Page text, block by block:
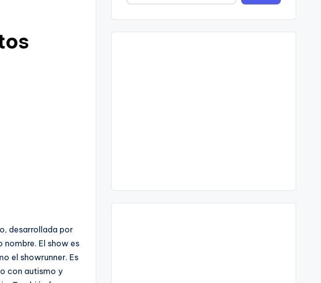
desarrollada por
nombre. El show es
el showrunner. Es
con autismo y